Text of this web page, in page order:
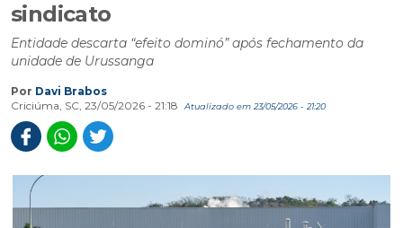
sindicato
Entidade descarta “efeito dominó” após fechamento da
unidade de Urussanga
Por Davi Brabos
Criciúma, SC, 23/05/2026 - 21:18
Atualizado em 23/05/2026 - 21:20